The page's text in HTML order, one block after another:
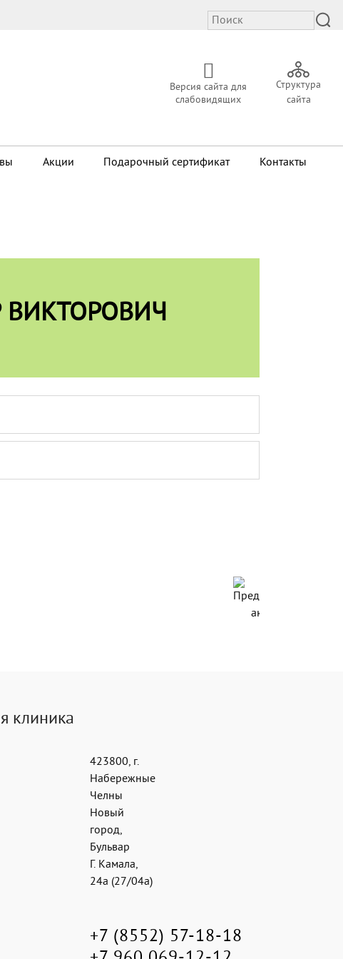
ВИКТОРОВИЧ
клиника
423800, г.
Набережные
Челны
Новый
город,
Бульвар
Г. Камала,
24а (27/04а)
+7 (8552) 57-18-18
Версия сайта для
слабовидящих
Структура
сайта
Акции Подарочный сертификат Контакты